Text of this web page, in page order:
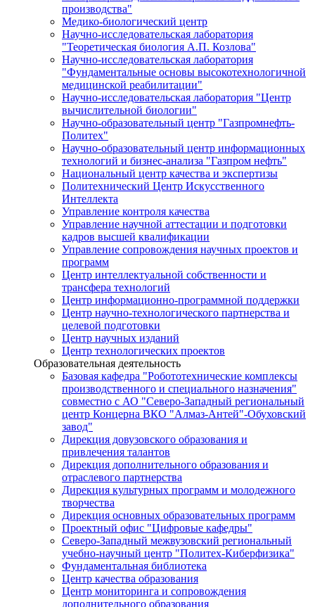
производства"
Медико-биологический центр
Научно-исследовательская лаборатория
"Теоретическая биология А.П. Козлова"
Научно-исследовательская лаборатория
"Фундаментальные основы высокотехнологичной
медицинской реабилитации"
Научно-исследовательская лаборатория "Центр
вычислительной биологии"
Научно-образовательный центр "Газпромнефть-
Политех"
Научно-образовательный центр информационных
технологий и бизнес-анализа "Газпром нефть"
Национальный центр качества и экспертизы
Политехнический Центр Искусственного
Интеллекта
Управление контроля качества
Управление научной аттестации и подготовки
кадров высшей квалификации
Управление сопровождения научных проектов и
программ
Центр интеллектуальной собственности и
трансфера технологий
Центр информационно-программной поддержки
Центр научно-технологического партнерства и
целевой подготовки
Центр научных изданий
Центр технологических проектов
Образовательная деятельность
Базовая кафедра "Робототехнические комплексы
производственного и специального назначения"
совместно с АО "Северо-Западный региональный
центр Концерна ВКО "Алмаз-Антей"-Обуховский
завод"
Дирекция довузовского образования и
привлечения талантов
Дирекция дополнительного образования и
отраслевого партнерства
Дирекция культурных программ и молодежного
творчества
Дирекция основных образовательных программ
Проектный офис "Цифровые кафедры"
Северо-Западный межвузовский региональный
учебно-научный центр "Политех-Киберфизика"
Фундаментальная библиотека
Центр качества образования
Центр мониторинга и сопровождения
дополнительного образования